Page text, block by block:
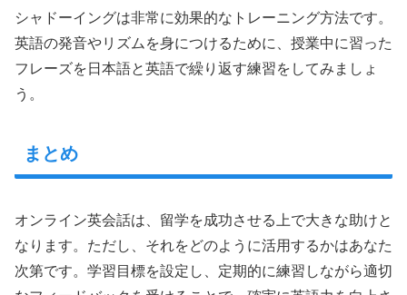
シャドーイングは非常に効果的なトレーニング方法です。
英語の発音やリズムを身につけるために、授業中に習った
フレーズを日本語と英語で繰り返す練習をしてみましょ
う。
まとめ
オンライン英会話は、留学を成功させる上で大きな助けと
なります。ただし、それをどのように活用するかはあなた
次第です。学習目標を設定し、定期的に練習しながら適切